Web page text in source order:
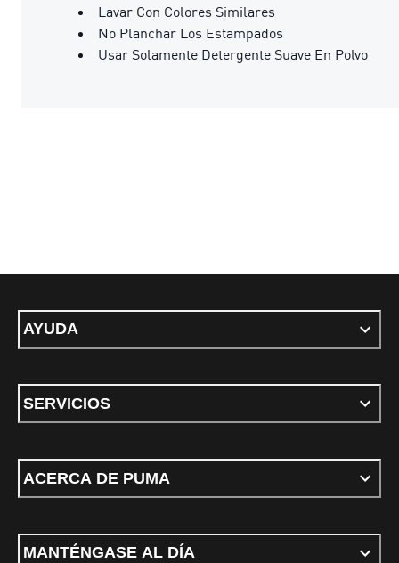
Lavar Con Colores Similares
No Planchar Los Estampados
Usar Solamente Detergente Suave En Polvo
AYUDA
SERVICIOS
ACERCA DE PUMA
MANTÉNGASE AL DÍA